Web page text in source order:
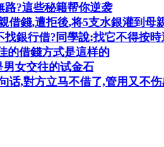
路?這些秘籍帮你逆袭
借錢,遭拒後,将5支水銀灌到母
找銀行借?同學說:找它不得按時
的借錢方式是這样的
男女交往的试金石
话,對方立马不借了,管用又不伤